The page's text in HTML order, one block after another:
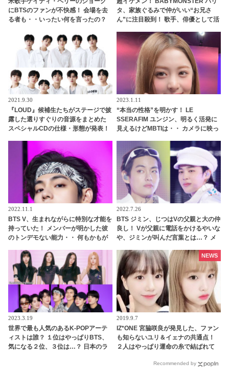
にBTSのファンが不快感！ 会場を去
る者も・・いったい何を言ったの？
タ、家族ぐるみで仲がいい“お兄さ
ん”に注目殺到！ 歌手、俳優として活
2021.9.30
『LOUD』候補生たちがステージで披
露した選りすぐりの音源をまとめた
スペシャルCDの仕様・形態が発表！
2023.1.11
“本当の性格”を明かす！ LE
SSERAFIM ユンジン、明るく活発に
見えるけどMBTIは・・ カメラに映っ
内とは？
2022.11.1
BTS V、生まれながらに特別な才能を
持っていた！ メンバーが明かした彼
のトンデモない能力・・ 何もかもが
2022.7.26
BTS ジミン、じつはVの父親と大の仲
良し！ Vが父親に電話をかけるやいな
や、ジミンが叫んだ言葉とは…？ メ
ジミンの愛くるしいキャラクターに
ほっこり
2023.3.19
世界で最も人気のあるK-POPアーテ
ィストは誰？ １位はやっぱりBTS、
気になる２位、３位は…？ 日本のラ
2019.9.7
IZ*ONE 宮脇咲良が発見した、ファン
も知らないユリ＆イェナの共通点！
２人はやっぱり運命の糸で結ばれて
NEWS
Recommended by